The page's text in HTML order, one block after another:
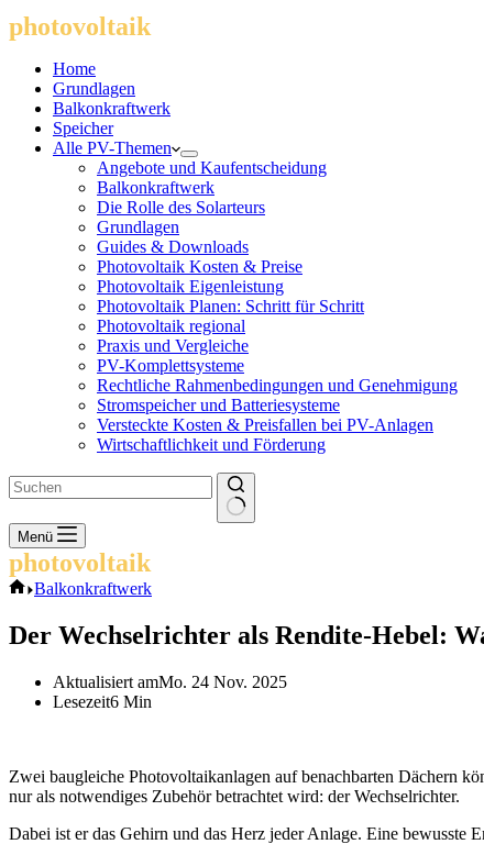
photovoltaik
Home
Grundlagen
Balkonkraftwerk
Speicher
Alle PV-Themen
Angebote und Kaufentscheidung
Balkonkraftwerk
Die Rolle des Solarteurs
Grundlagen
Guides & Downloads
Photovoltaik Kosten & Preise
Photovoltaik Eigenleistung
Photovoltaik Planen: Schritt für Schritt
Photovoltaik regional
Praxis und Vergleiche
PV-Komplettsysteme
Rechtliche Rahmenbedingungen und Genehmigung
Stromspeicher und Batteriesysteme
Versteckte Kosten & Preisfallen bei PV-Anlagen
Wirtschaftlichkeit und Förderung
Keine
Ergebnisse
Menü
photovoltaik
Start
Balkonkraftwerk
Der Wechselrichter als Rendite-Hebel:
Aktualisiert amMo. 24 Nov. 2025
Lesezeit6 Min
Zwei baugleiche Photovoltaikanlagen auf benachbarten Dächern
nur als notwendiges Zubehör betrachtet wird: der Wechselrichter.
Dabei ist er das Gehirn und das Herz jeder Anlage. Eine bewusste